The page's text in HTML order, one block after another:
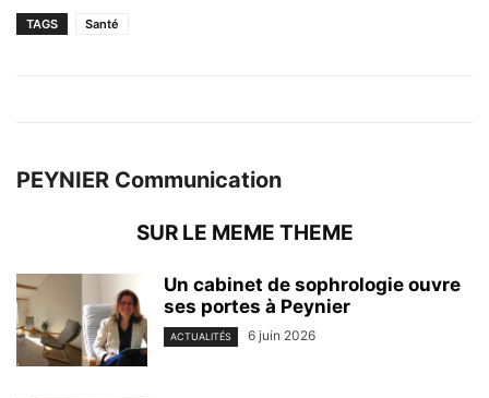
TAGS Santé
PEYNIER Communication
SUR LE MEME THEME
Un cabinet de sophrologie ouvre
ses portes à Peynier
ACTUALITÉS 6 juin 2026